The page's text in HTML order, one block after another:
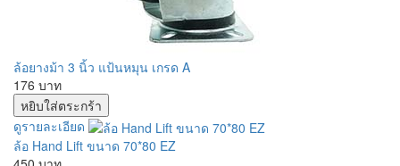
ล้อยางม้า 3 นิ้ว แป้นหมุน เกรด A
176 บาท
ดูรายละเอียด
ล้อ Hand Lift ขนาด 70*80 EZ